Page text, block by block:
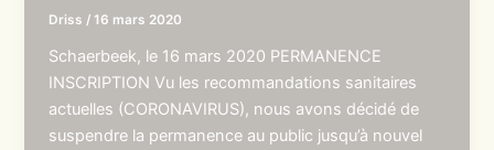
Driss /16 mars 2020
Schaerbeek, le 16 mars 2020 PERMANENCE
INSCRIPTION Vu les recommandations sanitaires
actuelles (CORONAVIRUS), nous avons décidé de
suspendre la permanence au public jusqu’à nouvel